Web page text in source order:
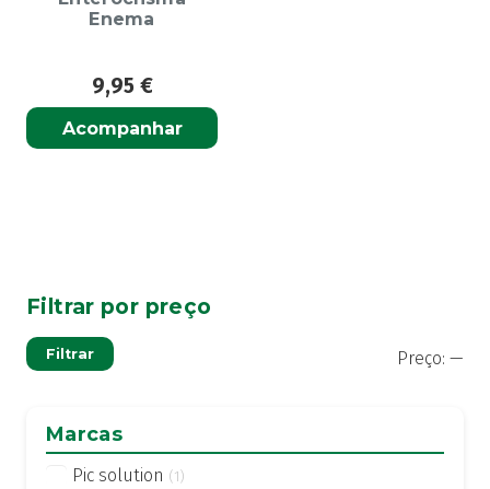
Enema
9,95 €
Acompanhar
Filtrar por preço
Filtrar Preço: —
Marcas
Pic solution (1)